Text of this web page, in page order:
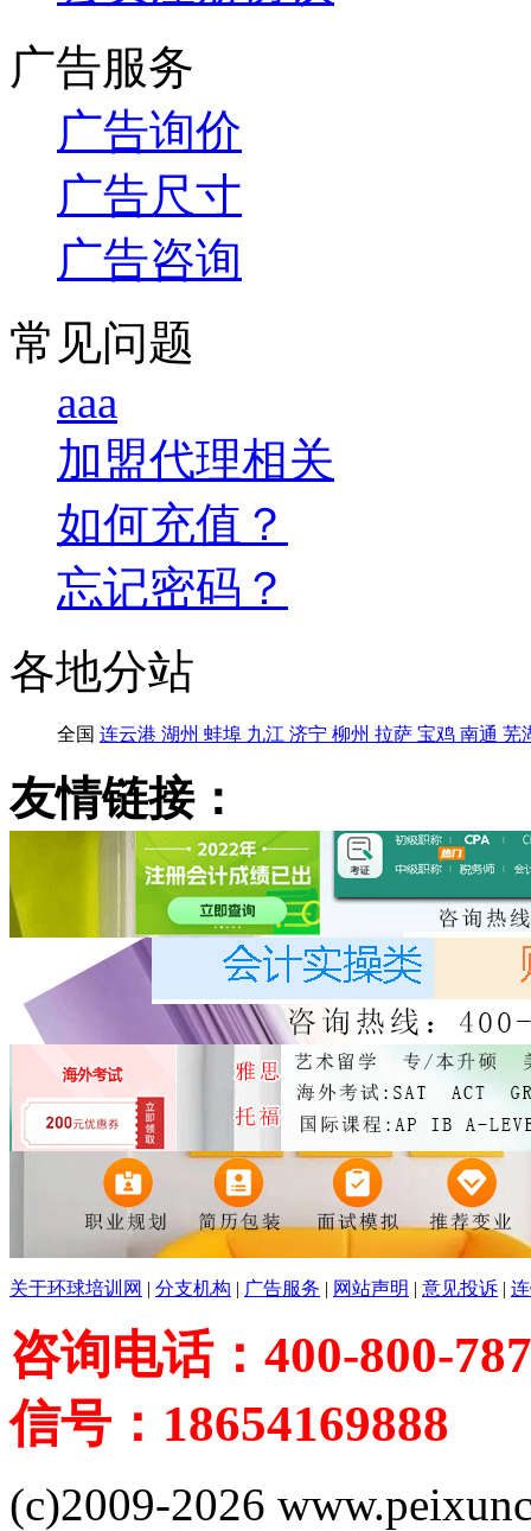
广告服务
广告询价
广告尺寸
广告咨询
常见问题
aaa
加盟代理相关
如何充值？
忘记密码？
各地分站
全国 连云港 湖州 蚌埠 九江 济宁 柳州 拉萨 宝鸡 南通 芜
友情链接：
关于环球培训网 | 分支机构 | 广告服务 | 网站声明 | 意见投诉 |
咨询电话：400-800-
信号：18654169888
(c)2009-2026